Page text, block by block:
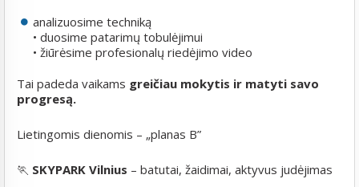
analizuosime techniką
• duosime patarimų tobulėjimui
• žiūrėsime profesionalų riedėjimo video
Tai padeda vaikams greičiau mokytis ir matyti savo
progresą.
Lietingomis dienomis – „planas B”
🏃 SKYPARK Vilnius – batutai, žaidimai, aktyvus judėjimas